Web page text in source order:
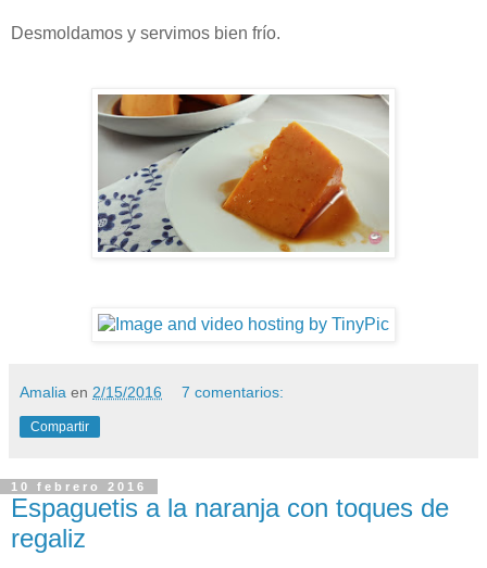
Desmoldamos y servimos bien frío.
Amalia en 2/15/2016 7 comentarios:
Compartir
10 febrero 2016
Espaguetis a la naranja con toques de
regaliz